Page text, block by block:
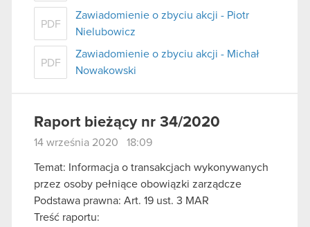
PDF
Zawiadomienie o zbyciu akcji - Piotr
Nielubowicz
PDF
Zawiadomienie o zbyciu akcji - Michał
Nowakowski
Raport bieżący nr 34/2020
14 września 2020 18:09
Temat: Informacja o transakcjach wykonywanych
przez osoby pełniące obowiązki zarządcze
Podstawa prawna: Art. 19 ust. 3 MAR
Treść raportu: